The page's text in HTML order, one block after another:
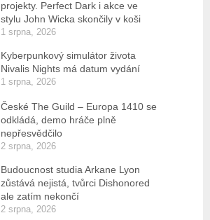
projekty. Perfect Dark i akce ve
stylu John Wicka skončily v koši
1 srpna, 2026
Kyberpunkový simulátor života
Nivalis Nights má datum vydání
1 srpna, 2026
České The Guild – Europa 1410 se
odkládá, demo hráče plně
nepřesvědčilo
2 srpna, 2026
Budoucnost studia Arkane Lyon
zůstává nejistá, tvůrci Dishonored
ale zatím nekončí
2 srpna, 2026